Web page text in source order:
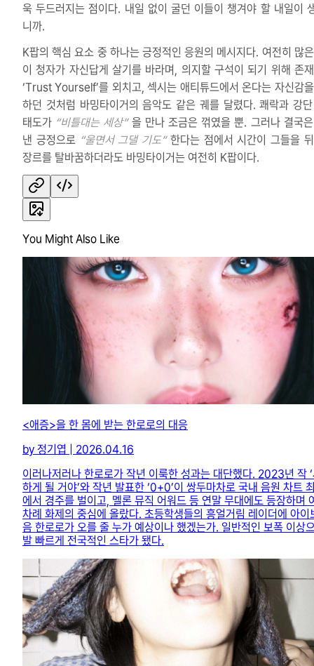
욱 두드러지는 점이다. 내일 없이 굴던 이들이 챙겨야 할 내일이
니까.
K팝의 핵심 요소 중 하나는 긍정적인 응원의 메시지다. 여전히 많
이 청자가 자신답게 살기를 바라며, 의지할 구석이 되기 위해 존
‘Trust Yourself’를 외치고, 섹시는 애티튜드에서 온다는 자신감
하던 것처럼 바밍타이거의 음악도 같은 궤를 달렸다. 쾌락과 강
태도가 “비틀대는 세상”을 만나 조금은 꺾였을 뿐. 그러나 결국
낸 긍정으로 “울면서 그댈 기도”한다는 점에서 시간이 그들을
장르를 탈바꿈하더라도 바밍타이거는 여전히 K팝이다.
You Might Also Like
<애증>을 한 몸에 받는 한로로의 대응
by 정기엽 | 2026.04.16
이러나저러나 한로로가 작년 이룩한 성과는 대단했다. 2023년 작
하게 될 거야’와 작년 발표한 ‘0+0’이 쌍두마차로 국내 음원 차트
에서 경주를 벌이고, 멜론 뮤직 어워드 등 연말 무대에도 등장하며
차례 화제의 중심에 올랐다. 초등학생들의 흥얼거림 레이더에 아이
음 한로로가 오를 줄 누가 예상이나 했겠는가. 일반적인 보폭 이상
발 빠르게 전국적인 스타가 됐다.